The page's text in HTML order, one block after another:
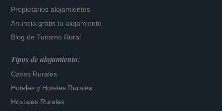
Propietarios alojamientos
Anuncia gratis tu alojamiento
Blog de Turismo Rural
Tipos de alojamiento:
Casas Rurales
Hoteles y Hoteles Rurales
Hostales Rurales